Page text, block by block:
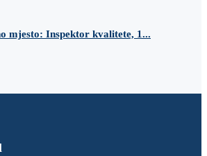
mjesto: Inspektor kvalitete, 1...